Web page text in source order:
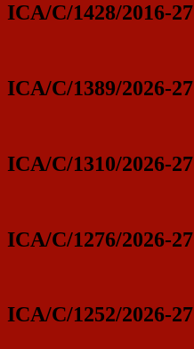
ICA/C/1428/2016-27
ICA/C/1389/2026-27
ICA/C/1310/2026-27
ICA/C/1276/2026-27
ICA/C/1252/2026-27